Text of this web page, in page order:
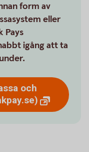
form av
eller
Pays
igång att ta
och